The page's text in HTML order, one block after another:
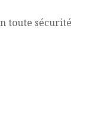
toute sécurité